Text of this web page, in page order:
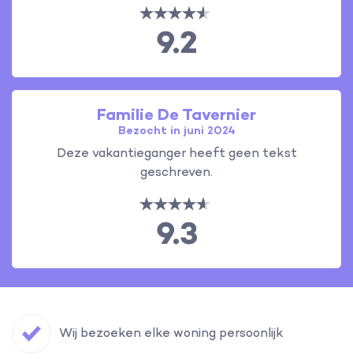
9.2
Familie De Tavernier
Bezocht in juni 2024
Deze vakantieganger heeft geen tekst
geschreven.
9.3
Wij bezoeken elke woning persoonlijk